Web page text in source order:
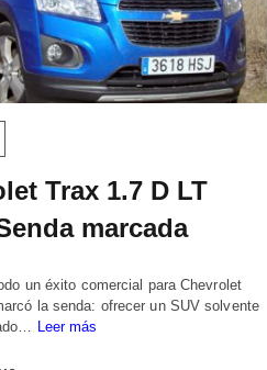
Trax 1.7 D LT
marcada
un éxito comercial para Chevrolet
la senda: ofrecer un SUV solvente
Leer más